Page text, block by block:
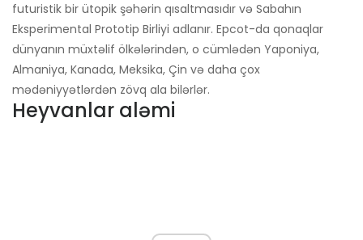
futuristik bir ütopik şəhərin qısaltmasıdır və Sabahın
Eksperimental Prototip Birliyi adlanır. Epcot-da qonaqlar
dünyanın müxtəlif ölkələrindən, o cümlədən Yaponiya,
Almaniya, Kanada, Meksika, Çin və daha çox
mədəniyyətlərdən zövq ala bilərlər.
Heyvanlar aləmi